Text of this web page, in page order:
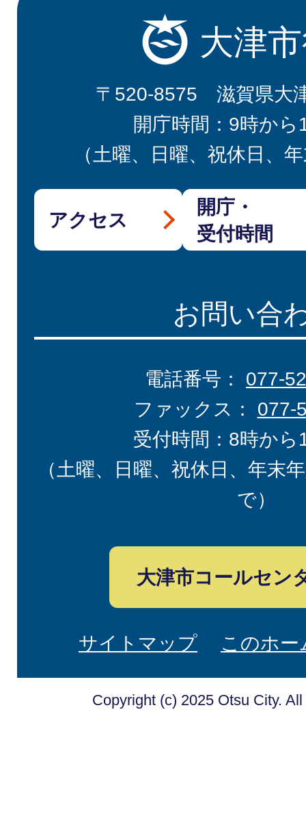
大津
〒520-8575 滋賀県大
開庁時間：9時から
（土曜、日曜、祝休日、
アクセス
開庁・
受付時間
お問い合
電話番号： 077-
ファックス： 077-
受付時間：8時から
（土曜、日曜、祝休日、年末
で）
大津市コールセン
サイトマップ このホ
Copyright (c) 2025 Otsu City.